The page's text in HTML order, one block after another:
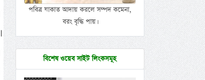
পবিত্র যাকাত আদায় করলে সম্পদ কমেনা,
বরং বৃদ্ধি পায়।
বিশেষ ওয়েব সাইট লিংকসমূহ